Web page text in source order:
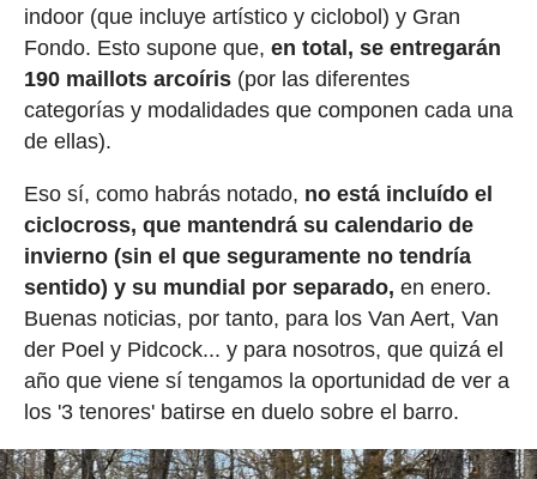
indoor (que incluye artístico y ciclobol) y Gran
Fondo. Esto supone que, en total, se entregarán
190 maillots arcoíris(por las diferentes
categorías y modalidades que componen cada una
de ellas).
Eso sí, como habrás notado, no está incluído el
ciclocross, que mantendrá su calendario de
invierno (sin el que seguramente no tendría
sentido) y su mundial por separado, en enero.
Buenas noticias, por tanto, para los Van Aert, Van
der Poel y Pidcock... y para nosotros, que quizá el
año que viene sí tengamos la oportunidad de ver a
los '3 tenores' batirse en duelo sobre el barro.